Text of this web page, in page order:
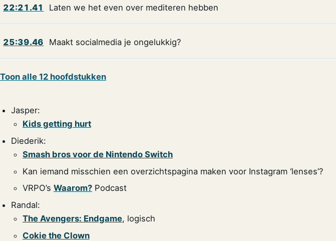
22:21.41 Laten we het even over mediteren hebben
25:39.46 Maakt socialmedia je ongelukkig?
Toon alle 12 hoofdstukken
Jasper:
Kids getting hurt
Diederik:
Smash bros voor de Nintendo Switch
Kan iemand misschien een overzichtspagina maken voor Instagram ‘lenses’?
VRPO’s Waarom?Podcast
Randal:
The Avengers: Endgame, logisch
Cokie the Clown